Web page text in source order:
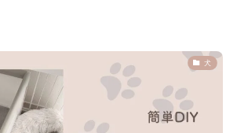
犬